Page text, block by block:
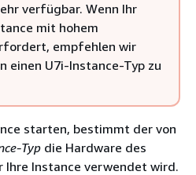
verfügbar. Wenn Ihr
mit hohem
empfehlen wir
einen U7i-Instance-Typ zu
starten, bestimmt der von
Typ die Hardware des
Instance verwendet wird.